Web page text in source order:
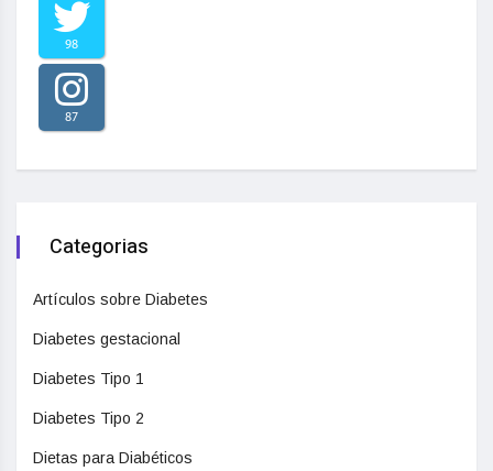
98
87
Categorias
Artículos sobre Diabetes
Diabetes gestacional
Diabetes Tipo 1
Diabetes Tipo 2
Dietas para Diabéticos